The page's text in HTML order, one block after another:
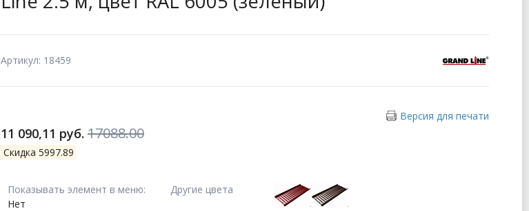
Артикул: 18459
Версия для печати
11 090,11 руб. 17088.00
Скидка 5997.89
Показывать элемент в меню:
Нет
Другие цвета